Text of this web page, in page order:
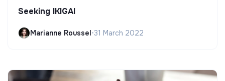
Seeking IKIGAI
Marianne Roussel•31 March 2022